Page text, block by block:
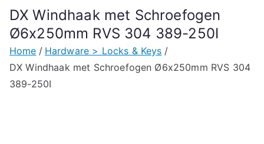
DX Windhaak met Schroefogen
Ø6x250mm RVS 304 389-250I
Home
Hardware > Locks & Keys
DX Windhaak met Schroefogen Ø6x250mm RVS 304
389-250I